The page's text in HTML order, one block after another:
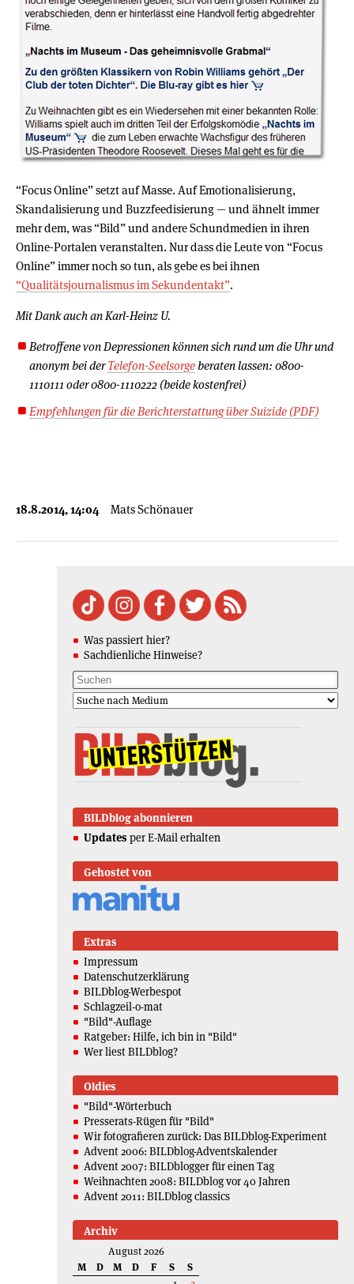
“Focus Online” setzt auf Masse. Auf Emotionalisierung,
Skandalisierung und Buzzfeedisierung — und ähnelt immer
mehr dem, was “Bild” und andere Schundmedien in ihren
Online-Portalen veranstalten. Nur dass die Leute von “Focus
Online” immer noch so tun, als gebe es bei ihnen
“Qualitätsjournalismus im Sekundentakt”.
Mit Dank auch an Karl-Heinz U.
Betroffene von Depressionen können sich rund um die Uhr und
anonym bei derTelefon-Seelsorgeberaten lassen: 0800-
1110111 oder 0800-1110222 (beide kostenfrei)
Empfehlungen für die Berichterstattung über Suizide (PDF)
18.8.2014, 14:04 Mats Schönauer
Was passiert hier?
Sachdienliche Hinweise?
BILDblog abonnieren
Updates per E-Mail erhalten
Gehostet von
Extras
Impressum
Datenschutzerklärung
BILDblog-Werbespot
Schlagzeil-o-mat
"Bild"-Auflage
Ratgeber: Hilfe, ich bin in "Bild"
Wer liest BILDblog?
Oldies
"Bild"-Wörterbuch
Presserats-Rügen für "Bild"
Wir fotografieren zurück: Das BILDblog-Experiment
Advent 2006: BILDblog-Adventskalender
Advent 2007: BILDblogger für einen Tag
Weihnachten 2008: BILDblog vor 40 Jahren
Advent 2011: BILDblog classics
Archiv
August 2026
M
D M D F S
S